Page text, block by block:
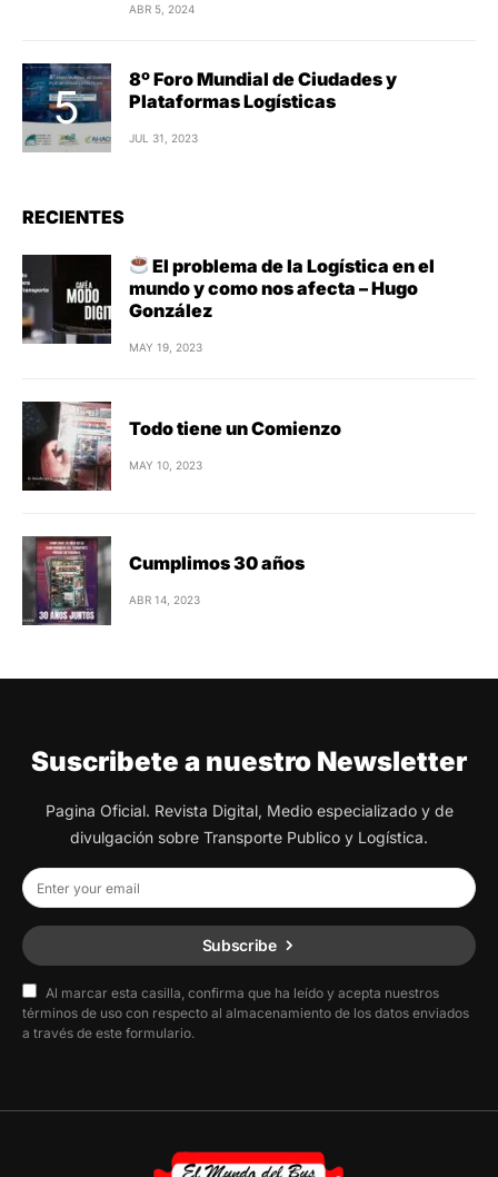
ABR 5, 2024
8º Foro Mundial de Ciudades y
Plataformas Logísticas
JUL 31, 2023
RECIENTES
El problema de la Logística en el
mundo y como nos afecta – Hugo
González
MAY 19, 2023
Todo tiene un Comienzo
MAY 10, 2023
Cumplimos 30 años
ABR 14, 2023
Suscribete a nuestro Newsletter
Pagina Oficial. Revista Digital, Medio especializado y de
divulgación sobre Transporte Publico y Logística.
Subscribe
Al marcar esta casilla, confirma que ha leído y acepta nuestros
términos de uso con respecto al almacenamiento de los datos enviados
a través de este formulario.